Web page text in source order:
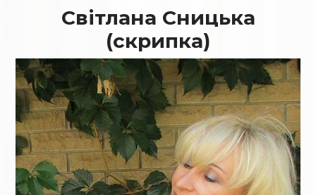
Світлана Сницька
(скрипка)